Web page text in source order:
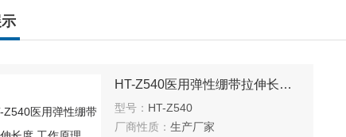
HT-Z540医用弹性绷带拉伸长度 工作原理
型号： HT-Z540
厂商性质： 生产厂家